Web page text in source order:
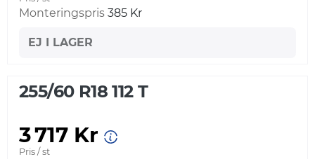
Monteringspris 385 Kr
EJ I LAGER
255/60 R18 112 T
3 717 Kr
Pris / st